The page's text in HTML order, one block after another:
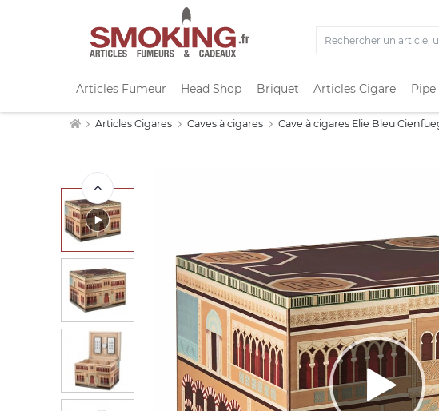
Articles Fumeur Head Shop Briquet Articles Cigare Pipe
Articles Cigares Caves à cigares Cave à cigares Elie Bleu